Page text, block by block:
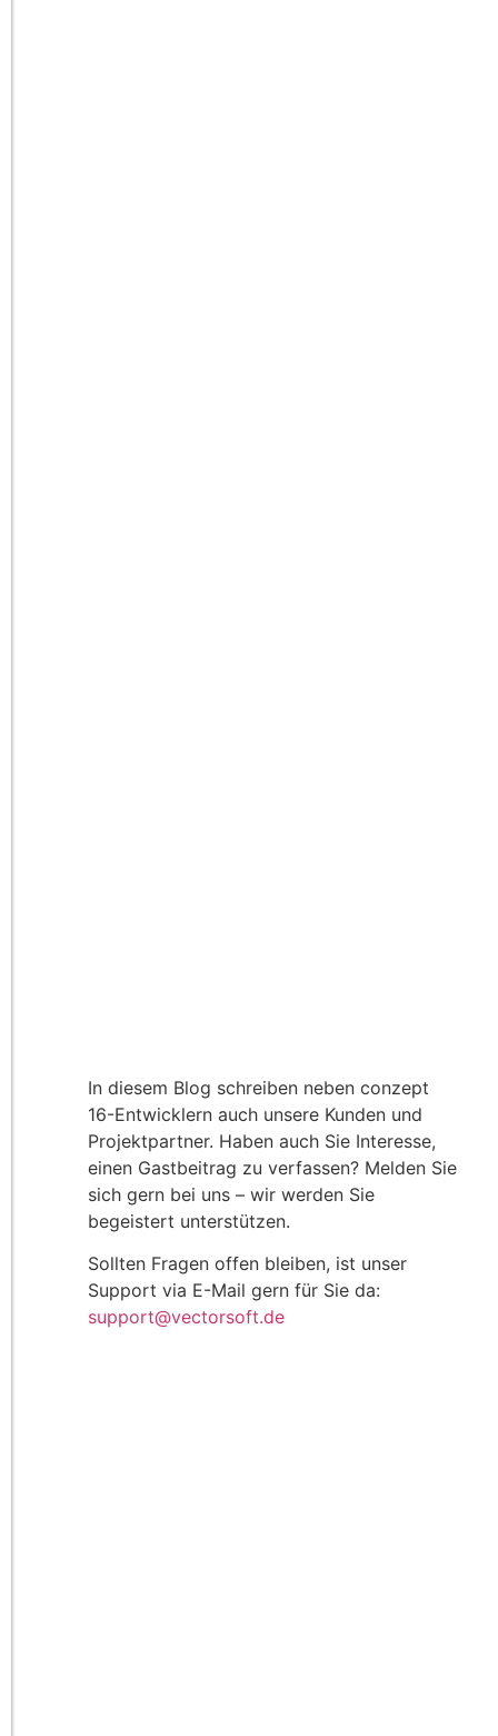
In diesem Blog schreiben neben conzept
16-Entwicklern auch unsere Kunden und
Projektpartner. Haben auch Sie Interesse,
einen Gastbeitrag zu verfassen? Melden Sie
sich gern bei uns – wir werden Sie
begeistert unterstützen.
Sollten Fragen offen bleiben, ist unser
Support via E-Mail gern für Sie da:
support@vectorsoft.de